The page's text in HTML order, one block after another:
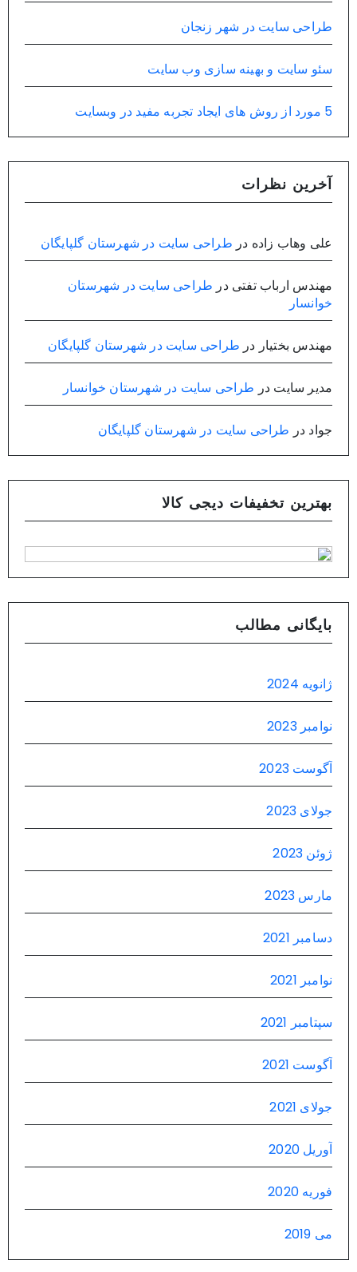
طراحی سایت در شهر زنجان
سئو سایت و بهینه سازی وب سایت
5 مورد از روش های ایجاد تجربه مفید در وبسایت
آخرین نظرات
علی وهاب زاده در طراحی سایت در شهرستان گلپایگان
مهندس ارباب تفتی در طراحی سایت در شهرستان
خوانسار
مهندس بختیار در طراحی سایت در شهرستان گلپایگان
مدیر سایت در طراحی سایت در شهرستان خوانسار
جواد در طراحی سایت در شهرستان گلپایگان
بهترین تخفیفات دیجی کالا
بایگانی مطالب
ژانویه 2024
نوامبر 2023
آگوست 2023
جولای 2023
ژوئن 2023
مارس 2023
دسامبر 2021
نوامبر 2021
سپتامبر 2021
آگوست 2021
جولای 2021
آوریل 2020
فوریه 2020
می 2019